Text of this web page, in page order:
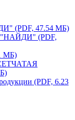
(PDF, 47.54 МБ)
(PDF,
МБ)
(PDF, 6.23